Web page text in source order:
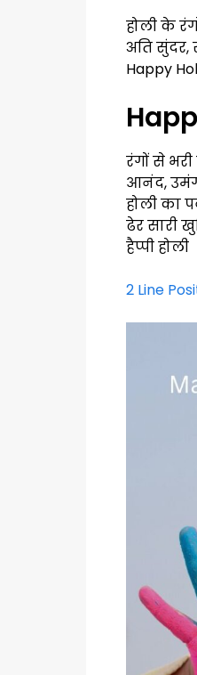
होली के
अति सुंदर,
Happy
रंगों से
आनंद,
होली का
ढेर सारी
हैप्पी होली
2 Line